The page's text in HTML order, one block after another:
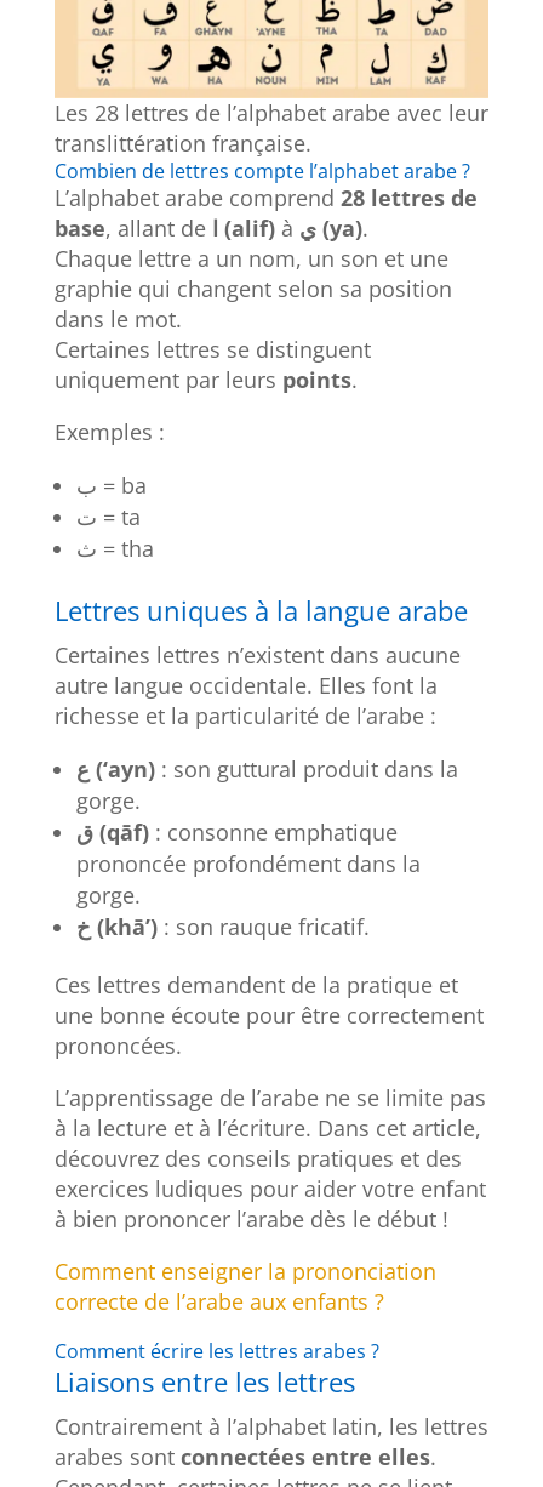
Les 28 lettres de l’alphabet arabe avec leur
translittération française.
Combien de lettres compte l’alphabet arabe ?
L’alphabet arabe comprend 28 lettres de
base, allant de ا (alif)à ي (ya).
Chaque lettre a un nom, un son et une
graphie qui changent selon sa position
dans le mot.
Certaines lettres se distinguent
uniquement par leurs points.
Exemples :
ب = ba
ت = ta
ث = tha
Lettres uniques à la langue arabe
Certaines lettres n’existent dans aucune
autre langue occidentale. Elles font la
richesse et la particularité de l’arabe :
ع (‘ayn): son guttural produit dans la
gorge.
ق (qāf): consonne emphatique
prononcée profondément dans la
gorge.
خ (khā’): son rauque fricatif.
Ces lettres demandent de la pratique et
une bonne écoute pour être correctement
prononcées.
L’apprentissage de l’arabe ne se limite pas
à la lecture et à l’écriture. Dans cet article,
découvrez des conseils pratiques et des
exercices ludiques pour aider votre enfant
à bien prononcer l’arabe dès le début !
Comment enseigner la prononciation
correcte de l’arabe aux enfants ?
Comment écrire les lettres arabes ?
Liaisons entre les lettres
Contrairement à l’alphabet latin, les lettres
arabes sont connectées entre elles.